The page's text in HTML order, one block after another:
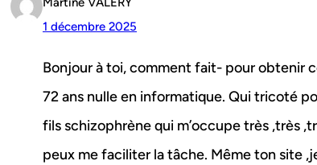
1 décembre 2025
Bonjour à toi, comment fait- pour obtenir
72 ans nulle en informatique. Qui tricoté
fils schizophrène qui m’occupe très ,très
peux me faciliter la tâche. Même ton site